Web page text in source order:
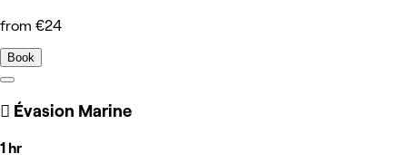
from €24
Book
🫆 Évasion Marine
1 hr